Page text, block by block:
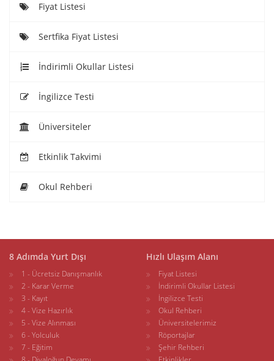
Fiyat Listesi
Sertfika Fiyat Listesi
İndirimli Okullar Listesi
İngilizce Testi
Üniversiteler
Etkinlik Takvimi
Okul Rehberi
8 Adımda Yurt Dışı
1 - Ücretsiz Danışmanlık
2 - Karar Verme
3 - Kayıt
4 - Vize Hazırlık
5 - Vize Alınması
6 - Yolculuk
7 - Eğitim
Hızlı Ulaşım Alanı
Fiyat Listesi
İndirimli Okullar Listesi
İngilizce Testi
Okul Rehberi
Üniversitelerimiz
Röportajlar
Şehir Rehberi